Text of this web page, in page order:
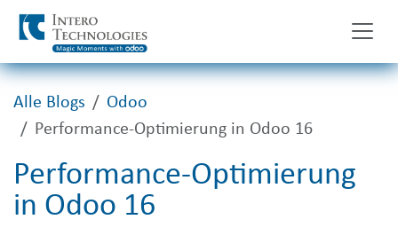
Zum Inhalt springen
Alle Blogs
Odoo
Performance-Optimierung in Odoo 16
Performance-Optimierung
in Odoo 16